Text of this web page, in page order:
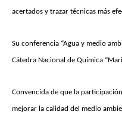
acertados y trazar técnicas más
Su conferencia “Agua y medio
Cátedra Nacional de Química
Convencida de que la
mejorar la calidad del medio